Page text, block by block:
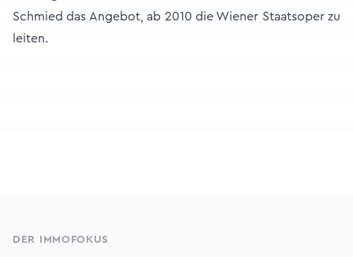
Schmied das Angebot, ab 2010 die Wiener Staatsoper zu
leiten.
DER IMMOFOKUS